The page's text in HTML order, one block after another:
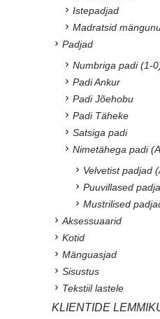
Istepadjad
Madratsid
Padjad
Numbriga padi (1-
Padi Ankur
Padi Jõehobu
Padi Täheke
Satsiga padi
Nimetähega padi
Velvetist padjad
Puuvillased
Mustrilised
Aksessuaarid
Kotid
Mänguasjad
Sisustus
Tekstiil lastele
KLIENTIDE